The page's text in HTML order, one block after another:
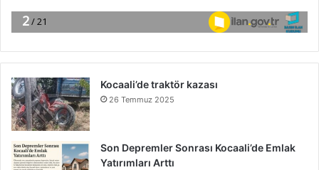
Kocaali’de traktör kazası
26 Temmuz 2025
Son Depremler Sonrası Kocaali’de Emlak
Yatırımları Arttı